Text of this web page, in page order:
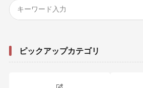
ピックアップカテゴリ